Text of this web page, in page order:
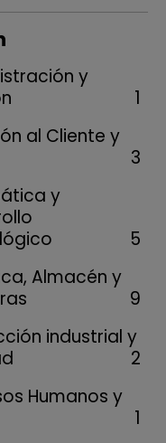
y
1
al Cliente y
3
y
5
Almacén y
9
industrial y
2
Humanos y
1